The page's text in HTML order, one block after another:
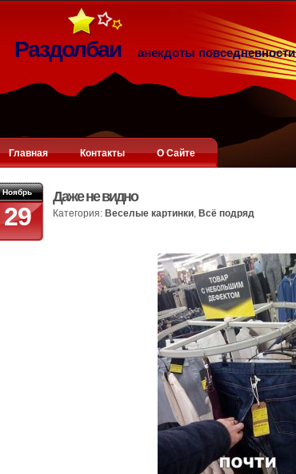
Раздолбаи анекдоты повседневности
Главная Контакты О Сайте
Ноябрь
29
Даже не видно
Категория: Веселые картинки, Всё подряд